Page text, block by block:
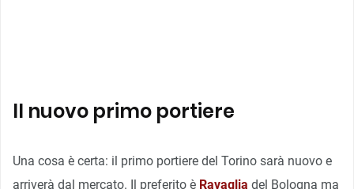
Il nuovo primo portiere
Una cosa è certa: il primo portiere del Torino sarà nuovo e
arriverà dal mercato. Il preferito è Ravaglia del Bologna ma